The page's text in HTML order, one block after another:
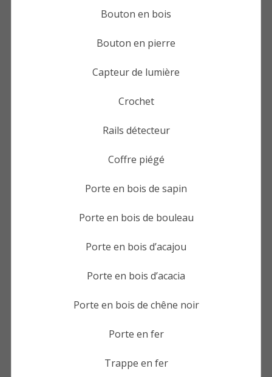
Bouton en bois
Bouton en pierre
Capteur de lumière
Crochet
Rails détecteur
Coffre piégé
Porte en bois de sapin
Porte en bois de bouleau
Porte en bois d’acajou
Porte en bois d’acacia
Porte en bois de chêne noir
Porte en fer
Trappe en fer